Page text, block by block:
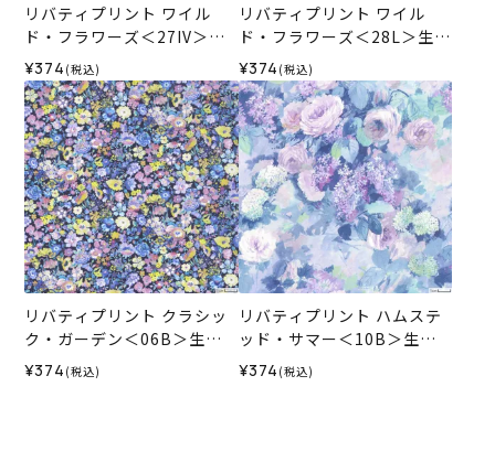
リバティプリント ワイル
ド・フラワーズ＜27IV＞生
地 （ホビーラホビーレオリ
ジナル）2026SS
¥374 (税込)
リバティプリント ワイル
ド・フラワーズ＜28L＞生地
（ホビーラホビーレオリジ
ナル）2026SS
¥374 (税込)
リバティプリント クラシッ
ク・ガーデン＜06B＞生地
（ホビーラホビーレオリジ
ナル）2026SS
¥374 (税込)
リバティプリント ハムステ
ッド・サマー＜10B＞生地
（ホビーラホビーレオリジ
ナル）2026SS
¥374 (税込)